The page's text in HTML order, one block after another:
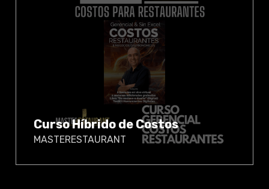
Curso Híbrido de Costos
MASTERESTAURANT